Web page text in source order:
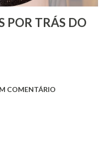
POR TRÁS DO
COMENTÁRIO